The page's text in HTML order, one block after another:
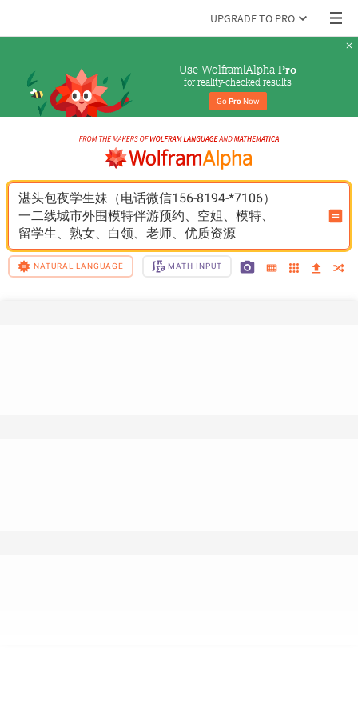
UPGRADE TO PRO
Use Wolfram|Alpha Pro
for reality-checked results
Go Pro Now
湛头包夜学生妹（电话微信156-8194-*7106）
一二线城市外围模特伴游预约、空姐、模特、
留学生、熟女、白领、老师、优质资源
NATURAL LANGUAGE MATH INPUT